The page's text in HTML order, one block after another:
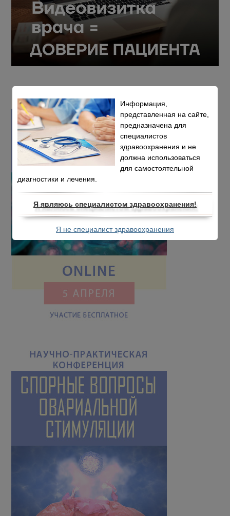
Информация,
представленная на сайте,
предназначена для
специалистов
здравоохранения и не
должна использоваться
для самостоятельной
диагностики и лечения.
Я являюсь специалистом здравоохранения!
Я не специалист здравоохранения